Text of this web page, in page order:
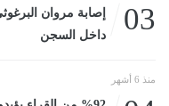
03
إصابة مروان
داخل السجن
منذ 6 أشهر